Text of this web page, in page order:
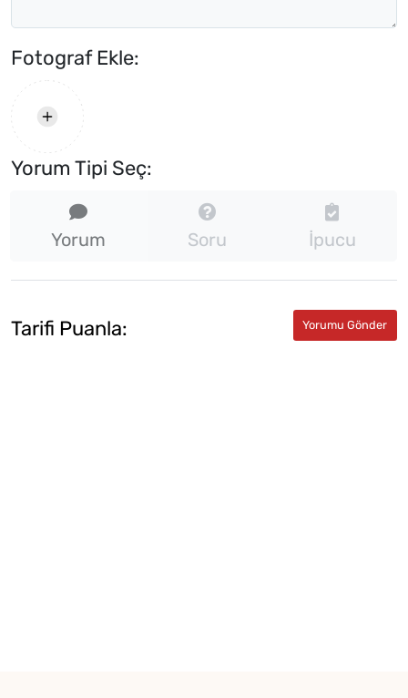
Fotograf Ekle:
Yorum Tipi Seç:
Yorum Soru İpucu
Tarifi Puanla: